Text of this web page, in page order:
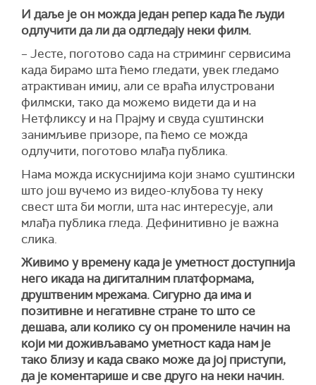
И даље је он можда један репер када ће људи
одлучити да ли да одгледају неки филм.
– Јесте, поготово сада на стриминг сервисима
када бирамо шта ћемо гледати, увек гледамо
атрактиван имиџ, али се враћа илустровани
филмски, тако да можемо видети да и на
Нетфликсу и на Прајму и свуда суштински
занимљиве призоре, па ћемо се можда
одлучити, поготово млађа публика.
Нама можда искуснијима који знамо суштински
што још вучемо из видео-клубова ту неку
свест шта би могли, шта нас интересује, али
млађа публика гледа. Дефинитивно је важна
слика.
Живимо у времену када је уметност доступнија
него икада на дигиталним платформама,
друштвеним мрежама. Сигурно да има и
позитивне и негативне стране то што се
дешава, али колико су он промениле начин на
који ми доживљавамо уметност када нам је
тако близу и када свако може да јој приступи,
да је коментарише и све друго на неки начин.